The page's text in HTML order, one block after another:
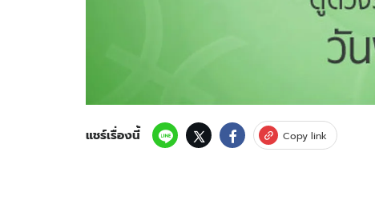
แชร์เรื่องนี้ Copy link